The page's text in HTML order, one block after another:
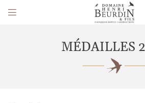

02 48 51 30 78MÉDAILLES